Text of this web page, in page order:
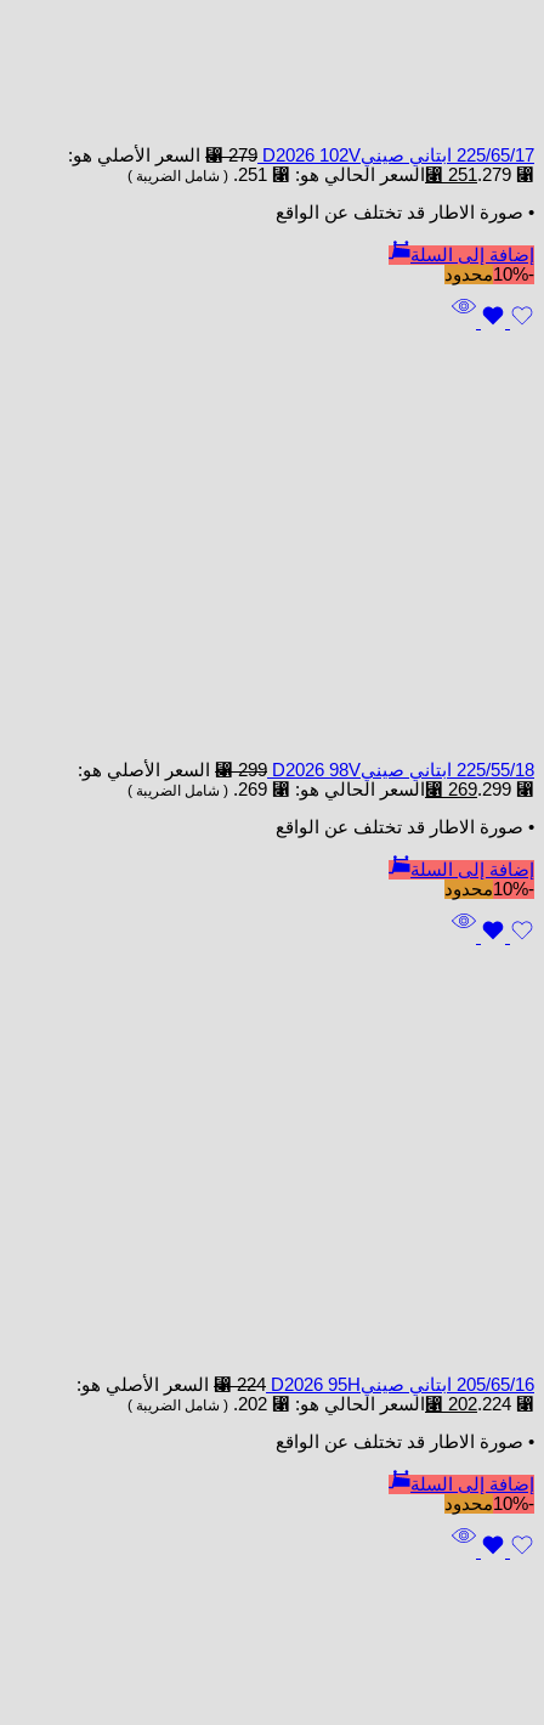
225/65/17 ابتاني صينيD2026 102V ⃁279
السعر الأصلي هو:
⃁ 279.
⃁ 251 السعر الحالي هو: ⃁ 251. ( شامل الضريبة )
• صورة الاطار قد تختلف عن الواقع
إضافة إلى السلة
-10%
محدود
225/55/18 ابتاني صينيD2026 98V ⃁299
السعر الأصلي هو:
⃁ 299.
⃁ 269 السعر الحالي هو: ⃁ 269. ( شامل الضريبة )
• صورة الاطار قد تختلف عن الواقع
إضافة إلى السلة
-10%
محدود
205/65/16 ابتاني صينيD2026 95H ⃁224
السعر الأصلي هو:
⃁ 224.
⃁ 202 السعر الحالي هو: ⃁ 202. ( شامل الضريبة )
• صورة الاطار قد تختلف عن الواقع
إضافة إلى السلة
-10%
محدود